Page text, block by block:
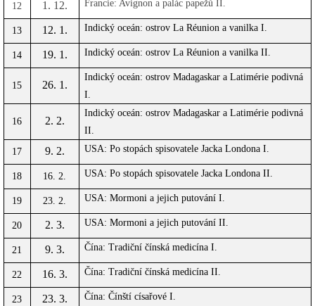
12 1. 12. Francie: Avignon a palác papežů II.
13 12. 1. Indický oceán: ostrov La Réunion a vanilka I.
14 19. 1. Indický oceán: ostrov La Réunion a vanilka II.
15 26. 1.
Indický oceán: ostrov Madagaskar a Latimérie podivná
I.
16 2. 2.
Indický oceán: ostrov Madagaskar a Latimérie podivná
II.
17
9. 2. USA: Po stopách spisovatele Jacka Londona I.
18 16. 2. USA: Po stopách spisovatele Jacka Londona II.
19 23. 2. USA: Mormoni a jejich putování I.
20 2. 3. USA: Mormoni a jejich putování II.
21 9. 3. Čína: Tradiční čínská medicína I.
22 16. 3. Čína: Tradiční čínská medicína II.
23 23. 3. Čína: Čínští císařové I.